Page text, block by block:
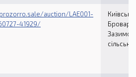
auction/LAE001-
41929/